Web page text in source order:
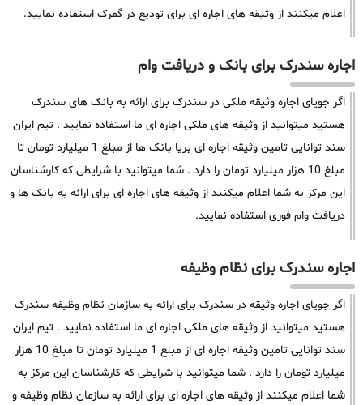
اعلام میکنند از وثیقه های اجاره ای برای تودیع در گمرک استفاده نمایید.
اجاره سندرک برای بانک و دریافت وام
اگر جویای اجاره وثیقه ملکی در سندرک برای ارائه به بانک های سندرک
هستید میتوانید از وثیقه های ملکی اجاره ای ما استفاده نمایید . تیم ایران
سند توانایی تامین وثیقه اجاره ای بریا بانک ها از مبلغ 1 میلیارد تومان تا
مبلغ 10 هزار میلیارد تومان را دارد . شما میتوانید با شرایطی که کارشناسان
این مرکز به شما اعلام میکنند از وثیقه های اجاره ای برای ارائه به بانک ها و
دریافت وام فوری استفاده نمایید.
اجاره سندرک برای نظام وظیفه
اگر جویای اجاره وثیقه در سندرک برای ارائه به سازمان نظام وظیفه سندرک
هستید میتوانید از وثیقه های ملکی اجاره ای ما استفاده نمایید . تیم ایران
سند توانایی تامین وثیقه اجاره ای از مبلغ 1 میلیارد تومان تا مبلغ 10 هزار
میلیارد تومان را دارد . شما میتوانید با شرایطی که کارشناسان این مرکز به
شما اعلام میکنند از وثیقه های اجاره ای برای ارائه به سازمان نظام وظیفه و